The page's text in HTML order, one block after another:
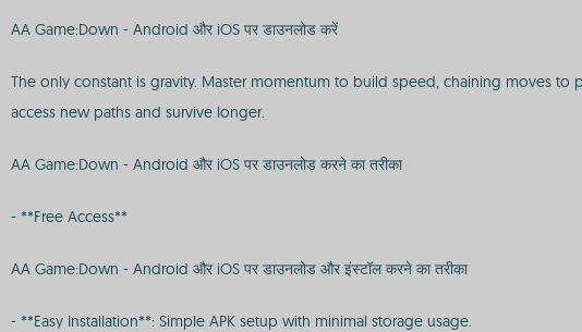
AA Game:Down - Android और iOS पर डाउनलोड करें
The only constant is gravity. Master momentum to build speed, chaining moves
access new paths and survive longer.
AA Game:Down - Android और iOS पर डाउनलोड करने का तरीका
- **Free Access**
AA Game:Down - Android और iOS पर डाउनलोड और इंस्टॉल करने का तरीका
- **Easy Installation**: Simple APK setup with minimal storage usage.